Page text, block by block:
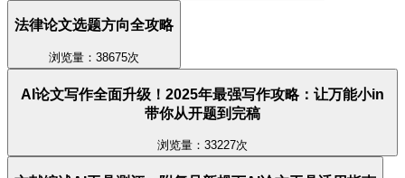
法律论文选题方向全攻略
浏览量：38675次
AI论文写作全面升级！2025年最强写作攻略：让万能小in
带你从开题到完稿
浏览量：33227次